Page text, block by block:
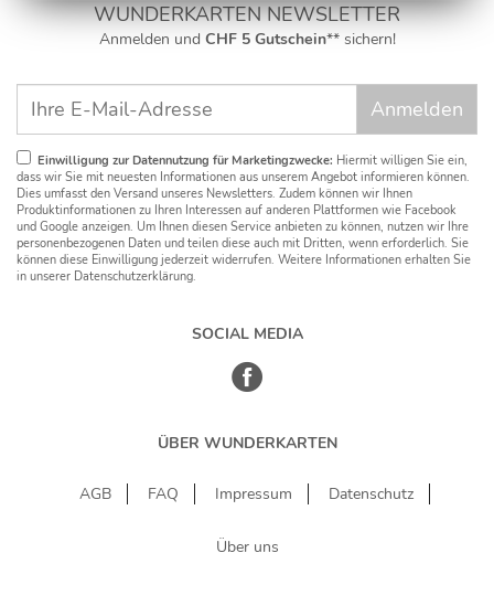
WUNDERKARTEN NEWSLETTER
Anmelden und CHF 5 Gutschein** sichern!
Einwilligung zur Datennutzung für Marketingzwecke: Hiermit willigen Sie ein,
dass wir Sie mit neuesten Informationen aus unserem Angebot informieren können.
Dies umfasst den Versand unseres Newsletters. Zudem können wir Ihnen
Produktinformationen zu Ihren Interessen auf anderen Plattformen wie Facebook
und Google anzeigen. Um Ihnen diesen Service anbieten zu können, nutzen wir Ihre
personenbezogenen Daten und teilen diese auch mit Dritten, wenn erforderlich. Sie
können diese Einwilligung jederzeit widerrufen. Weitere Informationen erhalten Sie
in unserer Datenschutzerklärung.
SOCIAL MEDIA
ÜBER WUNDERKARTEN
AGB FAQ Impressum Datenschutz
Über uns